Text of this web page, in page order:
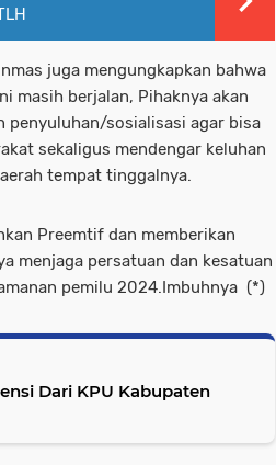
juga mengungkapkan bahwa
masih berjalan, Pihaknya akan
penyuluhan/sosialisasi agar bisa
sekaligus mendengar keluhan
tempat tinggalnya.
Preemtif dan memberikan
menjaga persatuan dan kesatuan
pemilu 2024.Imbuhnya (*)
Dari KPU Kabupaten